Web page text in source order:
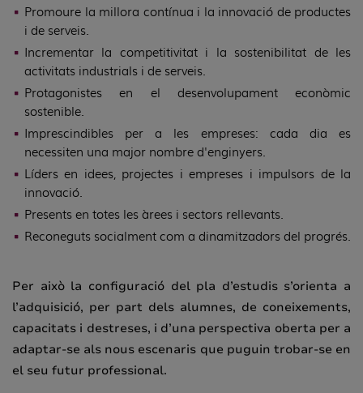
Promoure la millora contínua i la innovació de productes
i de serveis.
Incrementar la competitivitat i la sostenibilitat de les
activitats industrials i de serveis.
Protagonistes en el desenvolupament econòmic
sostenible.
Imprescindibles per a les empreses: cada dia es
necessiten una major nombre d'enginyers.
Líders en idees, projectes i empreses i impulsors de la
innovació.
Presents en totes les àrees i sectors rellevants.
Reconeguts socialment com a dinamitzadors del progrés.
Per això la configuració del pla d’estudis s’orienta a
l’adquisició, per part dels alumnes, de coneixements,
capacitats i destreses, i d’una perspectiva oberta per a
adaptar-se als nous escenaris que puguin trobar-se en
el seu futur professional.